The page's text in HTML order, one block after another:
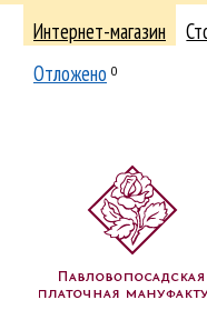
Интернет-магазин
Отложено 0